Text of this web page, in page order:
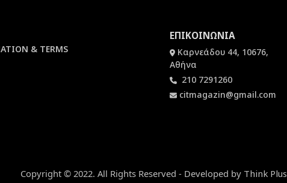
& TERMS
ΕΠΙΚΟΙΝΩΝΙΑ
Καρνεάδου 44, 10676,
Αθήνα
210 7291260
citmagazin@gmail.com
Copyright © 2022. All Rights Reserved - Developed by Think Plus